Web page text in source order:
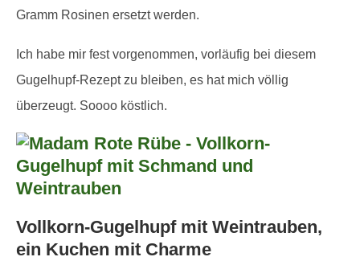
Gramm Rosinen ersetzt werden.
Ich habe mir fest vorgenommen, vorläufig bei diesem
Gugelhupf-Rezept zu bleiben, es hat mich völlig
überzeugt. Soooo köstlich.
Vollkorn-Gugelhupf mit Weintrauben,
ein Kuchen mit Charme